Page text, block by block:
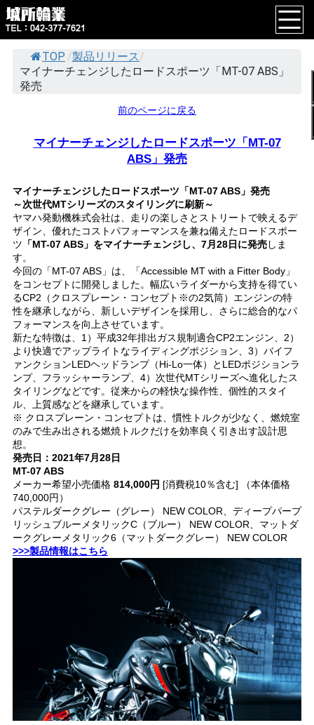
TOP /製品リリース/
マイナーチェンジしたロードスポーツ「MT-07 ABS」
発売
前のページに戻る
マイナーチェンジしたロードスポーツ「MT-07
ABS」発売
マイナーチェンジしたロードスポーツ「MT-07 ABS」発売
～次世代MTシリーズのスタイリングに刷新～
ヤマハ発動機株式会社は、走りの楽しさとストリートで映えるデ
ザイン、優れたコストパフォーマンスを兼ね備えたロードスポー
ツ 「MT-07 ABS」をマイナーチェンジし、7月28日に発売しま
す。
今回の「MT-07 ABS」は、「Accessible MT with a Fitter Body」
をコンセプトに開発しました。幅広いライダーから支持を得てい
るCP2（クロスプレーン・コンセプト※の2気筒）エンジンの特
性を継承しながら、新しいデザインを採用し、さらに総合的なパ
フォーマンスを向上させています。
新たな特徴は、1）平成32年排出ガス規制適合CP2エンジン、2）
より快適でアップライトなライディングポジション、3）バイフ
ァンクションLEDヘッドランプ（Hi-Lo一体）とLEDポジションラ
ンプ、フラッシャーランプ、4）次世代MTシリーズへ進化したス
タイリングなどです。従来からの軽快な操作性、個性的スタイ
ル、上質感などを継承しています。
※ クロスプレーン・コンセプトは、慣性トルクが少なく、燃焼室
のみで生み出される燃焼トルクだけを効率良く引き出す設計思
想。
発売日：2021年7月28日
MT-07 ABS
メーカー希望小売価格814,000円 [消費税10％含む] （本体価格
740,000円）
パステルダークグレー（グレー） NEW COLOR、ディープパープ
リッシュブルーメタリックC（ブルー） NEW COLOR、マットダ
ークグレーメタリック6（マットダークグレー） NEW COLOR
>>>製品情報はこちら